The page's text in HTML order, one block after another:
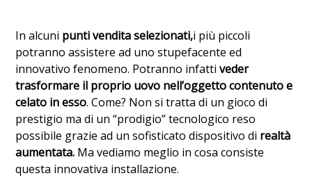
In alcuni punti vendita selezionati,i più piccoli
potranno assistere ad uno stupefacente ed
innovativo fenomeno. Potranno infattiveder
trasformare il proprio uovo nell’oggetto contenuto e
celato in esso. Come? Non si tratta di un gioco di
prestigio ma di un “prodigio” tecnologico reso
possibile grazie ad un sofisticato dispositivo di realtà
aumentata. Ma vediamo meglio in cosa consiste
questa innovativa installazione.